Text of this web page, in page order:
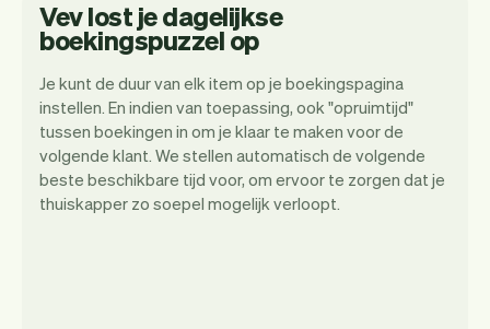
Vev lost je dagelijkse
boekingspuzzel op
Je kunt de duur van elk item op je boekingspagina
instellen. En indien van toepassing, ook "opruimtijd"
tussen boekingen in om je klaar te maken voor de
volgende klant. We stellen automatisch de volgende
beste beschikbare tijd voor, om ervoor te zorgen dat je
thuiskapper zo soepel mogelijk verloopt.